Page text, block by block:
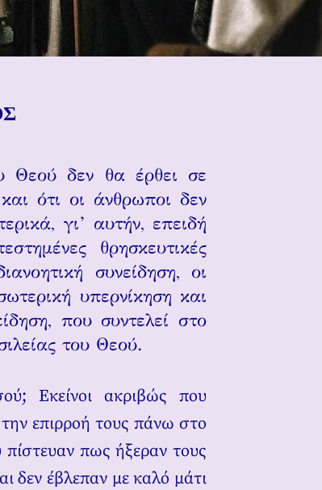
Θεού δεν θα έρθει σε
ότι οι άνθρωποι δεν
γι’ αυτήν, επειδή
θρησκευτικές
συνείδηση, οι
υπερνίκηση και
που συντελεί στο
του Θεού.
Εκείνοι ακριβώς που
επιρροή τους πάνω στο
πίστευαν πως ήξεραν τους
δεν έβλεπαν με καλό μάτι